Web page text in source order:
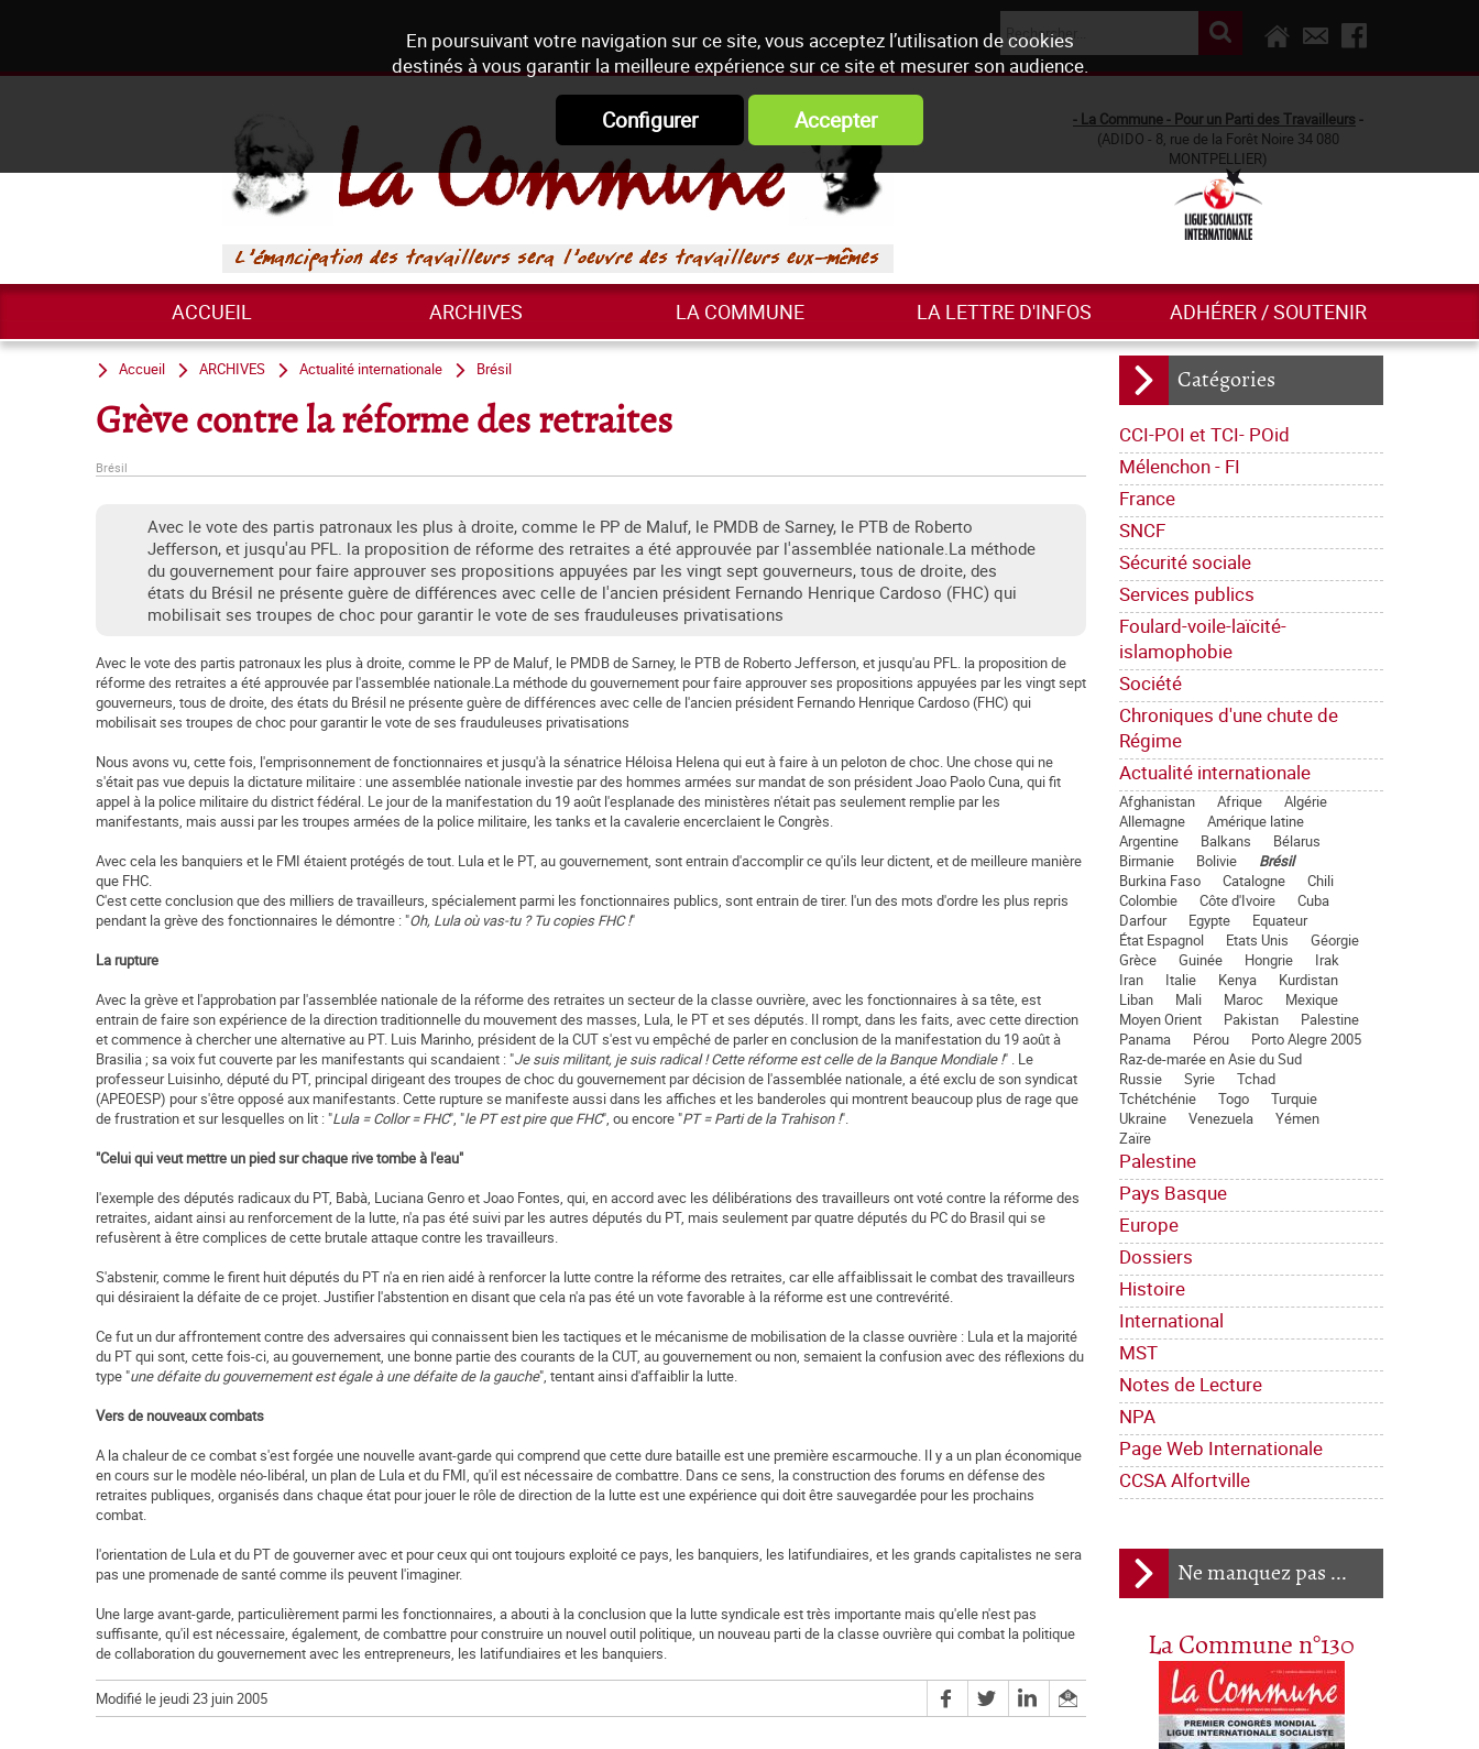
En poursuivant votre navigation sur ce site, vous acceptez l’utilisation de cookies
destinés à vous garantir la meilleure expérience sur ce site et mesurer son audience.
Configurer Accepter - La Commune - Pour un Parti des Travailleurs -
(ADIDO - 8, rue de la Forêt Noire 34 080
MONTPELLIER)
ACCUEIL ARCHIVES LA COMMUNE LA LETTRE D'INFOS ADHÉRER / SOUTENIR
Catégories
CCI-POI et TCI- POid
Mélenchon - FI
France
SNCF
Sécurité sociale
Services publics
Foulard-voile-laïcité-
islamophobie
Société
Chroniques d'une chute de
Régime
Actualité internationale
Afghanistan Afrique
Algérie
Allemagne
Amérique latine
Argentine
Balkans
Bélarus
Birmanie
Bolivie
Brésil
Burkina Faso
Catalogne
Chili
Colombie
Côte d'Ivoire
Cuba
Darfour
Egypte
Equateur
État Espagnol
Etats Unis
Géorgie
Grèce
Guinée Hongrie
Irak
Iran
Italie Kenya
Kurdistan
Liban
Mali Maroc
Mexique
Moyen Orient
Pakistan
Palestine
Panama
Pérou
Porto Alegre 2005
Raz-de-marée en Asie du Sud
Russie
Syrie
Tchad
Tchétchénie
Togo
Turquie
Ukraine
Venezuela
Yémen
Zaïre
Palestine
Pays Basque
Europe
Dossiers
Histoire
International
MST
Notes de Lecture
NPA
Page Web Internationale
CCSA Alfortville
Ne manquez pas ...
La Commune n°130
Accueil ARCHIVES Actualité internationale Brésil
Grève contre la réforme des retraites
Brésil
Avec le vote des partis patronaux les plus à droite, comme le PP de Maluf, le PMDB de Sarney, le PTB de Roberto
Jefferson, et jusqu'au PFL. la proposition de réforme des retraites a été approuvée par l'assemblée nationale.La méthode
du gouvernement pour faire approuver ses propositions appuyées par les vingt sept gouverneurs, tous de droite, des
états du Brésil ne présente guère de différences avec celle de l'ancien président Fernando Henrique Cardoso (FHC) qui
mobilisait ses troupes de choc pour garantir le vote de ses frauduleuses privatisations
Avec le vote des partis patronaux les plus à droite, comme le PP de Maluf, le PMDB de Sarney, le PTB de Roberto Jefferson, et jusqu'au PFL. la proposition de
réforme des retraites a été approuvée par l'assemblée nationale.La méthode du gouvernement pour faire approuver ses propositions appuyées par les vingt sept
gouverneurs, tous de droite, des états du Brésil ne présente guère de différences avec celle de l'ancien président Fernando Henrique Cardoso (FHC) qui
mobilisait ses troupes de choc pour garantir le vote de ses frauduleuses privatisations
Nous avons vu, cette fois, l'emprisonnement de fonctionnaires et jusqu'à la sénatrice Héloisa Helena qui eut à faire à un peloton de choc. Une chose qui ne
s'était pas vue depuis la dictature militaire : une assemblée nationale investie par des hommes armées sur mandat de son président Joao Paolo Cuna, qui fit
appel à la police militaire du district fédéral. Le jour de la manifestation du 19 août l'esplanade des ministères n'était pas seulement remplie par les
manifestants, mais aussi par les troupes armées de la police militaire, les tanks et la cavalerie encerclaient le Congrès.
Avec cela les banquiers et le FMI étaient protégés de tout. Lula et le PT, au gouvernement, sont entrain d'accomplir ce qu'ils leur dictent, et de meilleure manière
que FHC.
C'est cette conclusion que des milliers de travailleurs, spécialement parmi les fonctionnaires publics, sont entrain de tirer. l'un des mots d'ordre les plus repris
pendant la grève des fonctionnaires le démontre : "Oh, Lula où vas-tu ? Tu copies FHC !"
La rupture
Avec la grève et l'approbation par l'assemblée nationale de la réforme des retraites un secteur de la classe ouvrière, avec les fonctionnaires à sa tête, est
entrain de faire son expérience de la direction traditionnelle du mouvement des masses, Lula, le PT et ses députés. Il rompt, dans les faits, avec cette direction
et commence à chercher une alternative au PT. Luis Marinho, président de la CUT s'est vu empêché de parler en conclusion de la manifestation du 19 août à
Brasilia ; sa voix fut couverte par les manifestants qui scandaient : "Je suis militant, je suis radical ! Cette réforme est celle de la Banque Mondiale !" . Le
professeur Luisinho, député du PT, principal dirigeant des troupes de choc du gouvernement par décision de l'assemblée nationale, a été exclu de son syndicat
(APEOESP) pour s'être opposé aux manifestants. Cette rupture se manifeste aussi dans les affiches et les banderoles qui montrent beaucoup plus de rage que
de frustration et sur lesquelles on lit : "Lula = Collor = FHC", "le PT est pire que FHC", ou encore "PT = Parti de la Trahison !".
"Celui qui veut mettre un pied sur chaque rive tombe à l'eau"
l'exemple des députés radicaux du PT, Babà, Luciana Genro et Joao Fontes, qui, en accord avec les délibérations des travailleurs ont voté contre la réforme des
retraites, aidant ainsi au renforcement de la lutte, n'a pas été suivi par les autres députés du PT, mais seulement par quatre députés du PC do Brasil qui se
refusèrent à être complices de cette brutale attaque contre les travailleurs.
S'abstenir, comme le firent huit députés du PT n'a en rien aidé à renforcer la lutte contre la réforme des retraites, car elle affaiblissait le combat des travailleurs
qui désiraient la défaite de ce projet. Justifier l'abstention en disant que cela n'a pas été un vote favorable à la réforme est une contrevérité.
Ce fut un dur affrontement contre des adversaires qui connaissent bien les tactiques et le mécanisme de mobilisation de la classe ouvrière : Lula et la majorité
du PT qui sont, cette fois-ci, au gouvernement, une bonne partie des courants de la CUT, au gouvernement ou non, semaient la confusion avec des réflexions du
type "une défaite du gouvernement est égale à une défaite de la gauche", tentant ainsi d'affaiblir la lutte.
Vers de nouveaux combats
A la chaleur de ce combat s'est forgée une nouvelle avant-garde qui comprend que cette dure bataille est une première escarmouche. Il y a un plan économique
en cours sur le modèle néo-libéral, un plan de Lula et du FMI, qu'il est nécessaire de combattre. Dans ce sens, la construction des forums en défense des
retraites publiques, organisés dans chaque état pour jouer le rôle de direction de la lutte est une expérience qui doit être sauvegardée pour les prochains
combat.
l'orientation de Lula et du PT de gouverner avec et pour ceux qui ont toujours exploité ce pays, les banquiers, les latifundiaires, et les grands capitalistes ne sera
pas une promenade de santé comme ils peuvent l'imaginer.
Une large avant-garde, particulièrement parmi les fonctionnaires, a abouti à la conclusion que la lutte syndicale est très importante mais qu'elle n'est pas
suffisante, qu'il est nécessaire, également, de combattre pour construire un nouvel outil politique, un nouveau parti de la classe ouvrière qui combat la politique
de collaboration du gouvernement avec les entrepreneurs, les latifundiaires et les banquiers.
Modifié le jeudi 23 juin 2005